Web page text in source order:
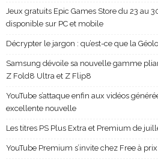
Jeux gratuits Epic Games Store du 23 au
disponible sur PC et mobile
Décrypter le jargon : qu’est-ce que la
Samsung dévoile sa nouvelle gamme
Z Fold8 Ultra et Z Flip8
YouTube s’attaque enfin aux vidéos
excellente nouvelle
Les titres PS Plus Extra et Premium de
YouTube Premium s’invite chez Free à